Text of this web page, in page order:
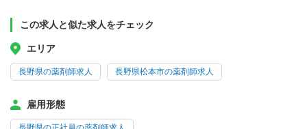
この求人と似た求人をチェック
エリア
長野県の薬剤師求人 長野県松本市の薬剤師求人
雇用形態